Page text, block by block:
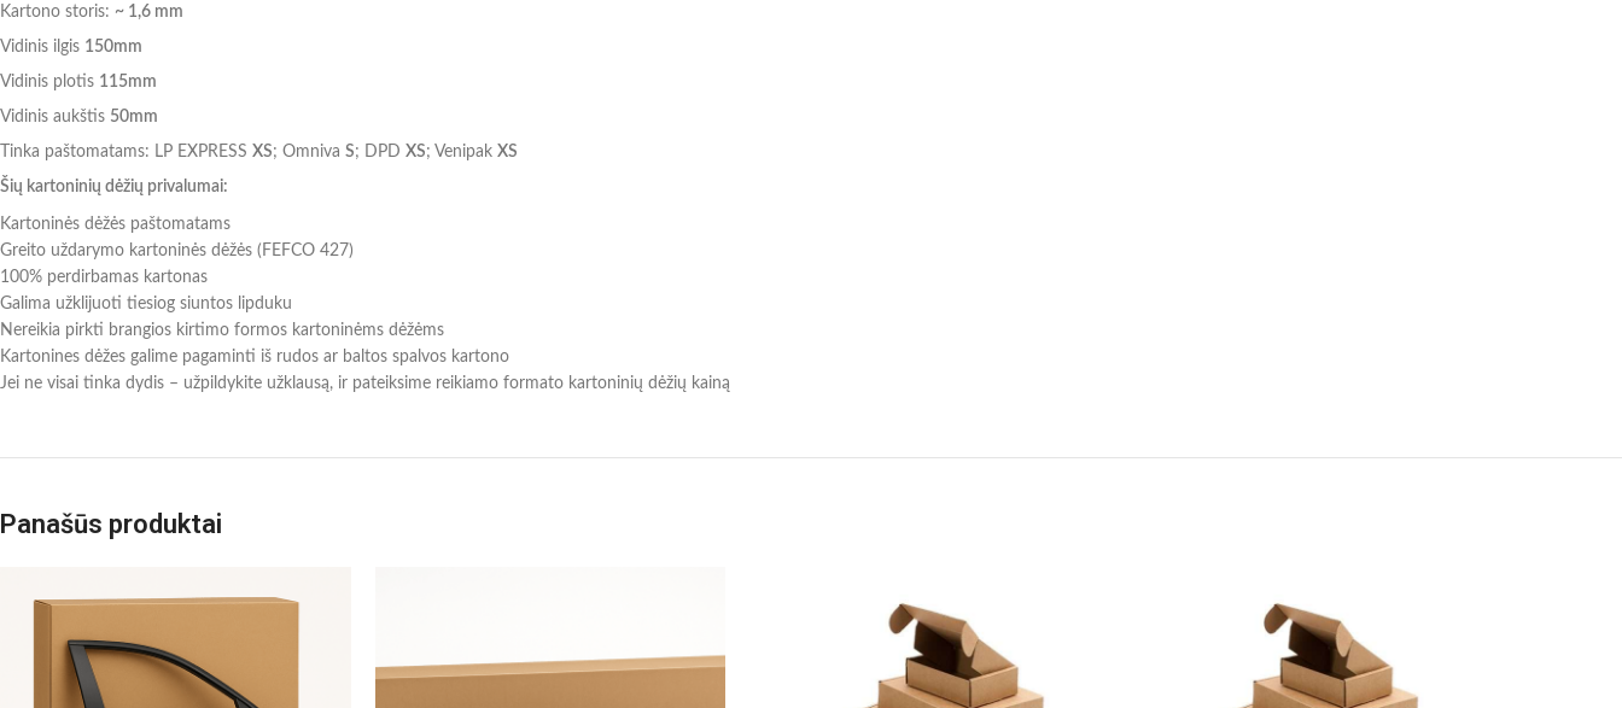
Kartono storis: ~ 1,6 mm
Vidinis ilgis 150mm
Vidinis plotis 115mm
Vidinis aukštis 50mm
Tinka paštomatams: LP EXPRESS XS; Omniva S; DPD XS; Venipak XS
Šių kartoninių dėžių privalumai:
Kartoninės dėžės paštomatams
Greito uždarymo kartoninės dėžės (FEFCO 427)
100% perdirbamas kartonas
Galima užklijuoti tiesiog siuntos lipduku
Nereikia pirkti brangios kirtimo formos kartoninėms dėžėms
Kartonines dėžes galime pagaminti iš rudos ar baltos spalvos kartono
Jei ne visai tinka dydis – užpildykite užklausą, ir pateiksime reikiamo formato kartoninių dėžių kainą
Panašūs produktai